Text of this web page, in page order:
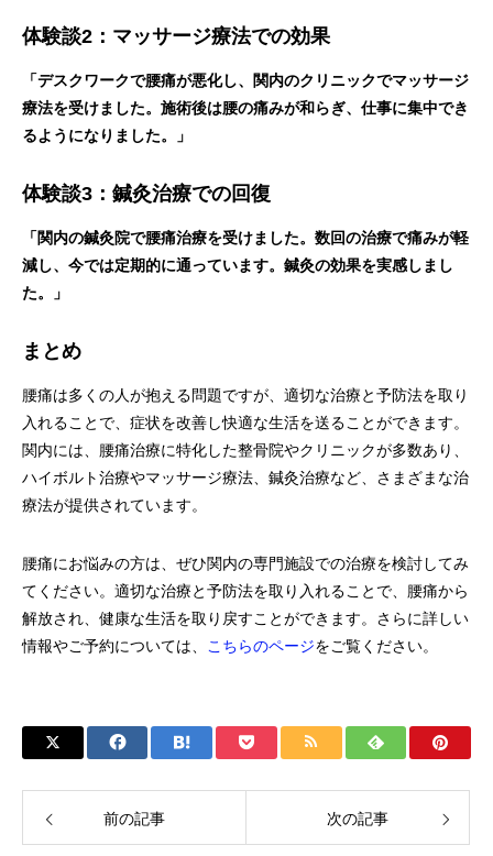
体験談2：マッサージ療法での効果
「デスクワークで腰痛が悪化し、関内のクリニックでマッサージ
療法を受けました。施術後は腰の痛みが和らぎ、仕事に集中でき
るようになりました。」
体験談3：鍼灸治療での回復
「関内の鍼灸院で腰痛治療を受けました。数回の治療で痛みが軽
減し、今では定期的に通っています。鍼灸の効果を実感しまし
た。」
まとめ
腰痛は多くの人が抱える問題ですが、適切な治療と予防法を取り
入れることで、症状を改善し快適な生活を送ることができます。
関内には、腰痛治療に特化した整骨院やクリニックが多数あり、
ハイボルト治療やマッサージ療法、鍼灸治療など、さまざまな治
療法が提供されています。
腰痛にお悩みの方は、ぜひ関内の専門施設での治療を検討してみ
てください。適切な治療と予防法を取り入れることで、腰痛から
解放され、健康な生活を取り戻すことができます。さらに詳しい
情報やご予約については、
こちらのページをご覧ください。
前の記事 次の記事